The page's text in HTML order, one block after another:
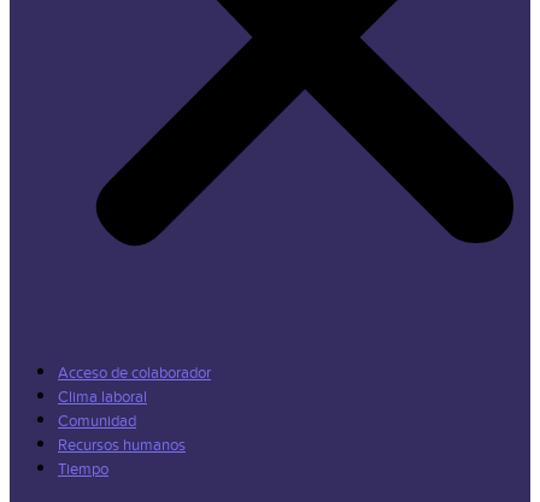
Acceso de colaborador
Clima laboral
Comunidad
Recursos humanos
Tiempo